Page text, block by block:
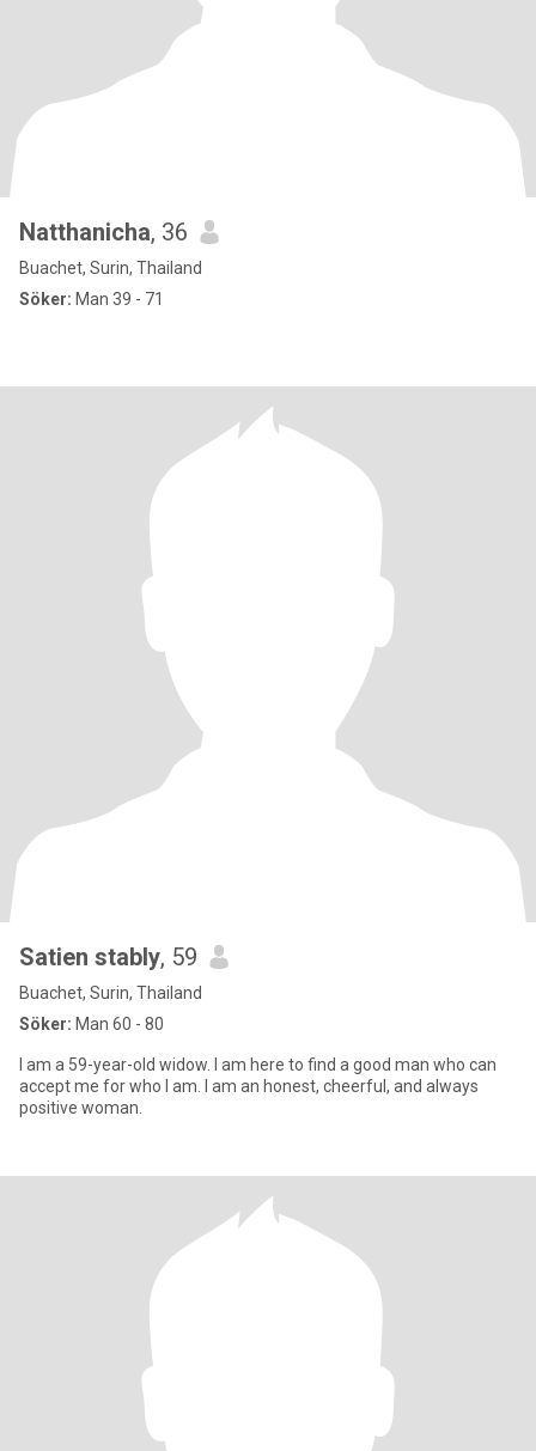
Natthanicha, 36
Buachet, Surin, Thailand
Söker: Man 39 - 71
Satien stably, 59
Buachet, Surin, Thailand
Söker: Man 60 - 80
I am a 59-year-old widow. I am here to find a good man who can
accept me for who I am. I am an honest, cheerful, and always
positive woman.